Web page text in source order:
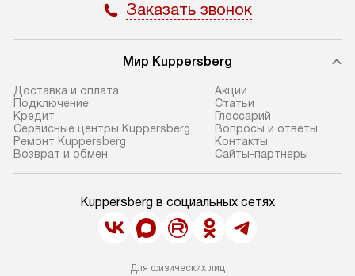
Заказать звонок
Мир Kuppersberg
Доставка и оплата
Подключение
Кредит
Сервисные центры Kuppersberg
Ремонт Kuppersberg
Возврат и обмен
Акции
Cтатьи
Глоссарий
Вопросы и ответы
Контакты
Сайты-партнеры
Kuppersberg в социальных сетях
Для физических лиц